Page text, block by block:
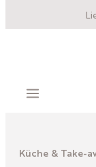
Küche & Take-